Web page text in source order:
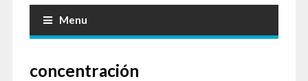
Menu
concentración